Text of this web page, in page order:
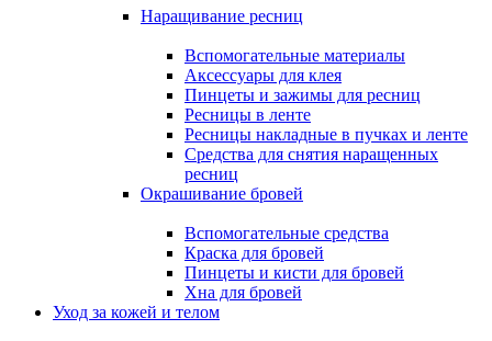
Наращивание ресниц
Вспомогательные материалы
Аксессуары для клея
Пинцеты и зажимы для ресниц
Ресницы в ленте
Ресницы накладные в пучках и ленте
Средства для снятия наращенных
ресниц
Окрашивание бровей
Вспомогательные средства
Краска для бровей
Пинцеты и кисти для бровей
Хна для бровей
Уход за кожей и телом